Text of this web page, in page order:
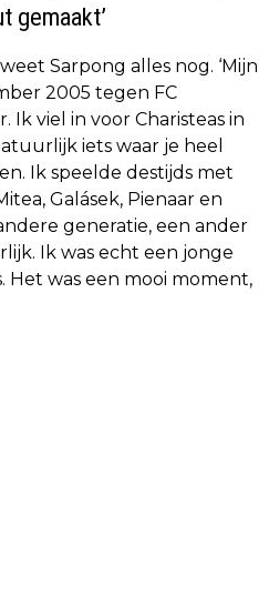
gemaakt’
Sarpong alles nog. ‘Mijn
2005 tegen FC
Ik viel in voor Charisteas in
iets waar je heel
Ik speelde destijds met
Galásek, Pienaar en
generatie, een ander
Ik was echt een jonge
Het was een mooi moment,